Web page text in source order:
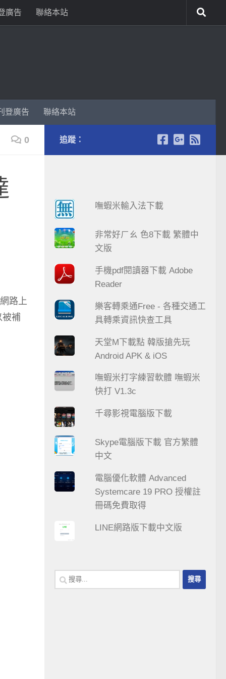
廣告 聯絡本站
登廣告 聯絡本站
0
路上
被補
追蹤：
嘸蝦米輸入法下載
非常好ㄏㄠ 色8下載 繁體中
文版
手機pdf閱讀器下載 Adobe
Reader
樂客轉乘通Free - 各種交通工
具轉乘資訊快查工具
天堂M下載點 韓版搶先玩
Android APK & iOS
嘸蝦米打字練習軟體 嘸蝦米
快打 V1.3c
千尋影視電腦版下載
Skype電腦版下載 官方繁體
中文
電腦優化軟體 Advanced
Systemcare 19 PRO 授權註
冊碼免費取得
LINE網路版下載中文版
搜
尋